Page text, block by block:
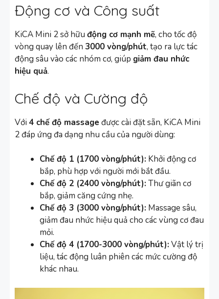
Động cơ và Công suất
KiCA Mini 2 sở hữu động cơ mạnh mẽ, cho tốc độ
vòng quay lên đến 3000 vòng/phút, tạo ra lực tác
động sâu vào các nhóm cơ, giúp giảm đau nhức
hiệu quả.
Chế độ và Cường độ
Với4 chế độ massage được cài đặt sẵn, KiCA Mini
2 đáp ứng đa dạng nhu cầu của người dùng:
Chế độ 1 (1700 vòng/phút): Khởi động cơ
bắp, phù hợp với người mới bắt đầu.
Chế độ 2 (2400 vòng/phút):Thư giãn cơ
bắp, giảm căng cứng nhẹ.
Chế độ 3 (3000 vòng/phút): Massage sâu,
giảm đau nhức hiệu quả cho các vùng cơ đau
mỏi.
Chế độ 4 (1700-3000 vòng/phút):Vật lý trị
liệu, tác động luân phiên các mức cường độ
khác nhau.